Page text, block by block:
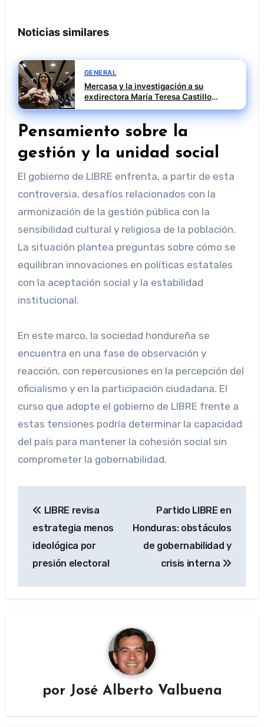
Noticias similares
GENERAL
Mercasa y la investigación a su
exdirectora María Teresa Castillo
Pasalodos en el caso SEPI
Pensamiento sobre la
gestión y la unidad social
El gobierno de LIBRE enfrenta, a partir de esta
controversia, desafíos relacionados con la
armonización de la gestión pública con la
sensibilidad cultural y religiosa de la población.
La situación plantea preguntas sobre cómo se
equilibran innovaciones en políticas estatales
con la aceptación social y la estabilidad
institucional.
En este marco, la sociedad hondureña se
encuentra en una fase de observación y
reacción, con repercusiones en la percepción del
oficialismo y en la participación ciudadana. El
curso que adopte el gobierno de LIBRE frente a
estas tensiones podría determinar la capacidad
del país para mantener la cohesión social sin
comprometer la gobernabilidad.
de
entradas
LIBRE revisa
estrategia menos
ideológica por
presión electoral
Partido LIBRE en
Honduras: obstáculos
de gobernabilidad y
crisis interna
por José Alberto Valbuena